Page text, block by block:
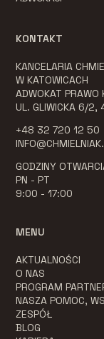
KONTAKT
KANCELARIA
W KATOWICACH
ADWOKAT PRAWO
UL. GLIWICKA 6/2,
+48 32 720 12 50
GODZINY
PN - PT
9:00 - 17:00
MENU
AKTUALNOŚCI
O NAS
PROGRAM
NASZA POMOC,
ZESPÓŁ
BLOG